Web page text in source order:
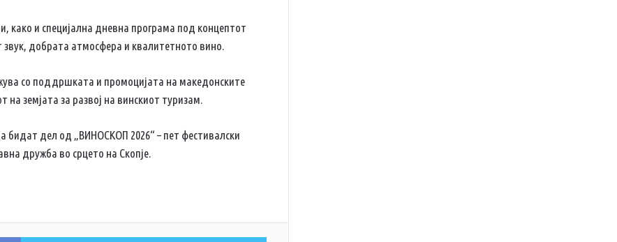
како и специјална дневна програма под концептот
добрата атмосфера и квалитетното вино.
со поддршката и промоцијата на македонските
земјата за развој на винскиот туризам.
бидат дел од „ВИНОСКОП 2026“ – пет фестивалски
дружба во срцето на Скопје.